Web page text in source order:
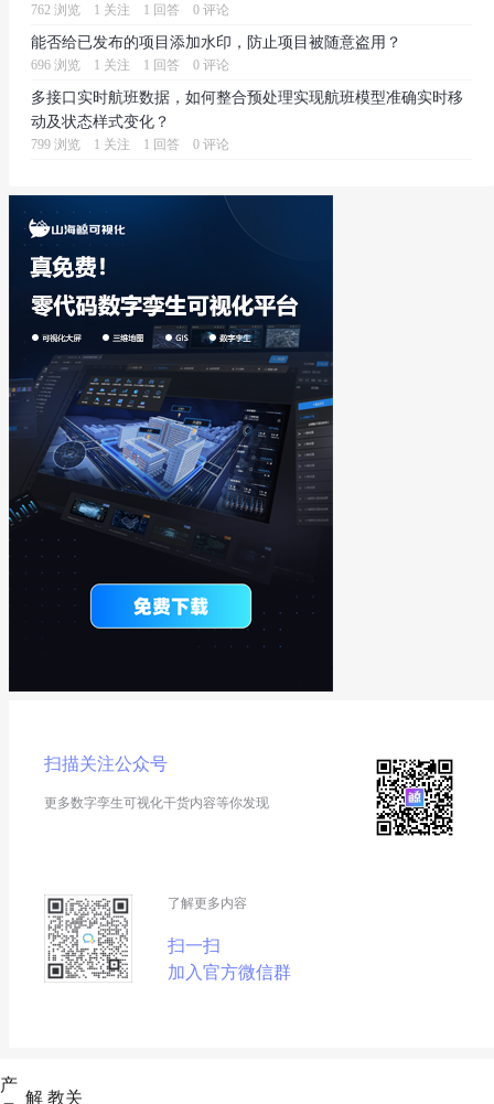
762 浏览 1 关注 1 回答 0 评论
能否给已发布的项目添加水印，防止项目被随意盗用？
696 浏览 1 关注 1 回答 0 评论
多接口实时航班数据，如何整合预处理实现航班模型准确实时移
动及状态样式变化？
799 浏览 1 关注 1 回答 0 评论
扫描关注公众号
更多数字孪生可视化干货内容等你发现
了解更多内容
扫一扫
加入官方微信群
产
解 教关